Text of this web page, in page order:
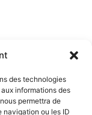
des technologies
informations des
permettra de
navigation ou les ID